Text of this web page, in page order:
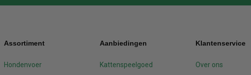
Assortiment
Hondenvoer
Aanbiedingen
Kattenspeelgoed
Klantenservice
Over ons